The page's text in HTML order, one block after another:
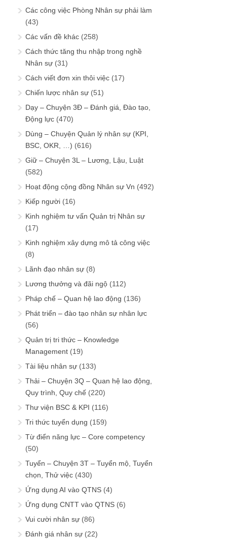
Các công việc Phòng Nhân sự phải làm
(43)
Các vấn đề khác (258)
Cách thức tăng thu nhập trong nghề
Nhân sự (31)
Cách viết đơn xin thôi việc (17)
Chiến lược nhân sự (51)
Dạy – Chuyện 3Đ – Đánh giá, Đào tạo,
Động lực (470)
Dùng – Chuyện Quản lý nhân sự (KPI,
BSC, OKR, …) (616)
Giữ – Chuyện 3L – Lương, Lậu, Luật
(582)
Hoạt động cộng đồng Nhân sự Vn (492)
Kiếp người (16)
Kinh nghiệm tư vấn Quản trị Nhân sự
(17)
Kinh nghiệm xây dựng mô tả công việc
(8)
Lãnh đạo nhân sự (8)
Lương thưởng và đãi ngộ (112)
Pháp chế – Quan hệ lao động (136)
Phát triển – đào tạo nhân sự nhân lực
(56)
Quản trị tri thức – Knowledge
Management (19)
Tài liệu nhân sự (133)
Thải – Chuyện 3Q – Quan hệ lao động,
Quy trình, Quy chế (220)
Thư viện BSC & KPI (116)
Tri thức tuyển dụng (159)
Từ điển năng lực – Core competency
(50)
Tuyển – Chuyện 3T – Tuyển mộ, Tuyển
chọn, Thử việc (430)
Ứng dụng AI vào QTNS (4)
Ứng dụng CNTT vào QTNS (6)
Vui cười nhân sự (86)
Đánh giá nhân sự (22)